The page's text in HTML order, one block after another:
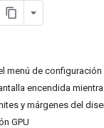
menú de configuración
encendida
y márgenes del
GPU